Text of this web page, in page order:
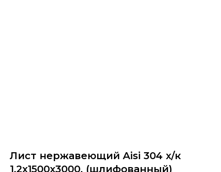
Лист нержавеющий Aisi 304 х/к
1.2х1500х3000, (шлифованный)